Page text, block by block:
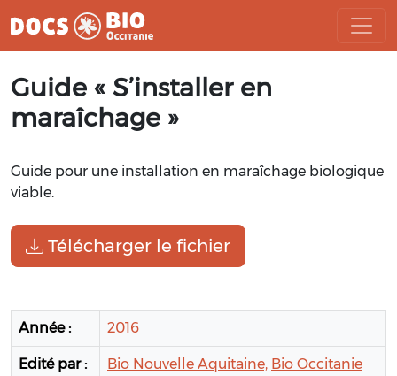
auGuide « S’installer en
maraîchage »
Guide pour une installation en maraîchage biologique
viable.
Télécharger le fichier
Année : 2016
Edité par : Bio Nouvelle Aquitaine, Bio Occitanie